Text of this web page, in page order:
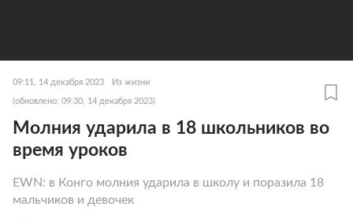
09:11, 14 декабря 2023 Из жизни
(обновлено: 09:30, 14 декабря 2023)
Молния ударила в 18 школьников во
время уроков
EWN: в Конго молния ударила в школу и поразила 18
мальчиков и девочек